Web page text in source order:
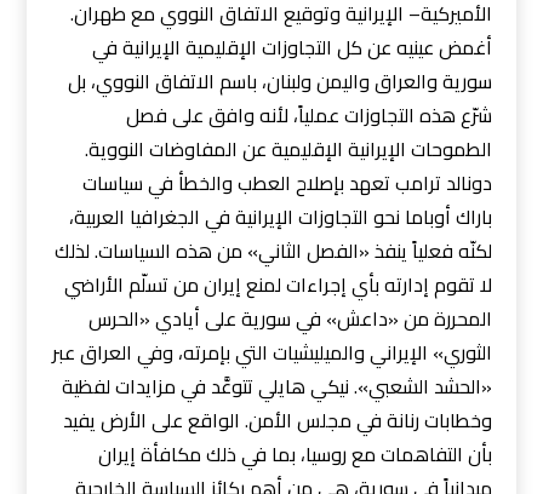
الأميركية– الإيرانية وتوقيع الاتفاق النووي مع طهران.
أغمض عينيه عن كل التجاوزات الإقليمية الإيرانية في
سورية والعراق واليمن ولبنان، باسم الاتفاق النووي، بل
شرّع هذه التجاوزات عملياً، لأنه وافق على فصل
الطموحات الإيرانية الإقليمية عن المفاوضات النووية.
دونالد ترامب تعهد بإصلاح العطب والخطأ في سياسات
باراك أوباما نحو التجاوزات الإيرانية في الجغرافيا العربية،
لكنّه فعلياً ينفذ «الفصل الثاني» من هذه السياسات. لذلك
لا تقوم إدارته بأي إجراءات لمنع إيران من تسلّم الأراضي
المحررة من «داعش» في سورية على أيادي «الحرس
الثوري» الإيراني والميليشيات التي بإمرته، وفي العراق عبر
«الحشد الشعبي». نيكي هايلي تتوعَّد في مزايدات لفظية
وخطابات رنانة في مجلس الأمن. الواقع على الأرض يفيد
بأن التفاهمات مع روسيا، بما في ذلك مكافأة إيران